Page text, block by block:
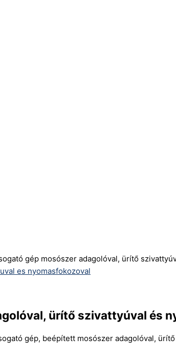
gép mosószer adagolóval, ürítő
ürítő szivattyúval és
gép, beépített mosószer adagolóval,